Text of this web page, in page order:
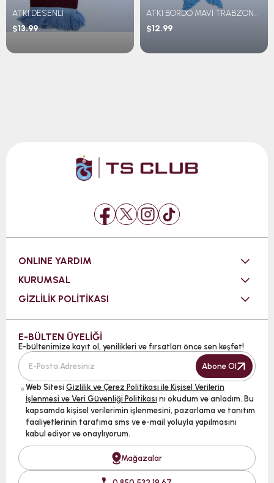
ATKI DESENLİ
$13.99
ATKI BORDO MAVİ TRABZONSPOR YAZILI
$12.99
ONLINE YARDIM
KURUMSAL
GİZLİLİK POLİTİKASI
E-BÜLTEN ÜYELİĞİ
E-bültenimize kayıt ol, yenilikleri ve fırsatları önce sen keşfet!
Abone Ol
Web Sitesi Gizlilik ve Çerez Politikası ile Kişisel Verilerin
İşlenmesi ve Veri Güvenliği Politikası nı okudum ve anladım. Bu
kapsamda kişisel verilerimin işlenmesini, pazarlama ve tanıtım
faaliyetlerinin tarafıma sms ve e-mail yoluyla yapılmasını
kabul ediyor ve onaylıyorum.
Mağazalar